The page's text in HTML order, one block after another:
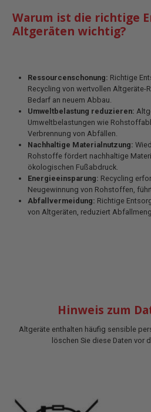
Warum ist die richtige
Altgeräten wichtig?
Ressourcenschonung: Richtige
Recycling von wertvollen Altgeräte-
Bedarf an neuem Abbau.
Umweltbelastung reduzieren:
Umweltbelastungen wie
Verbrennung von Abfällen.
Nachhaltige Materialnutzung:
Rohstoffe fördert nachhaltige
ökologischen Fußabdruck.
Energieeinsparung: Recycling
Neugewinnung von Rohstoffen,
Abfallvermeidung: Richtige
von Altgeräten, reduziert
Hinweis zum
Altgeräte enthalten häufig sensible
löschen Sie diese Daten vor